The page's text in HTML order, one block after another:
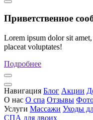
Приветственное
Lorem ipsum dolor sit
placeat voluptates!
Подробнее
Навигация Блог Акции
О нас О спа Отзывы
Услуги Массажи Уходы
СПА для двоих